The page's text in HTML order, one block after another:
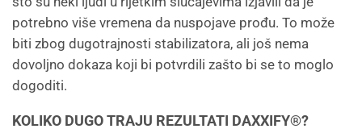
potrebno više vremena da nuspojave prođu. To može
biti zbog dugotrajnosti stabilizatora, ali još nema
dovoljno dokaza koji bi potvrdili zašto bi se to moglo
dogoditi.
KOLIKO DUGO TRAJU REZULTATI DAXXIFY®?